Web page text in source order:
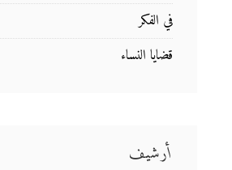
في الفكر
قضايا النساء
أرشيف